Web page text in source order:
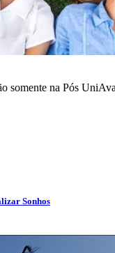
somente na Pós
Sonhos